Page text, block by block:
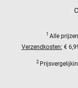
1 Alle prijzen
Verzendkosten: €
2